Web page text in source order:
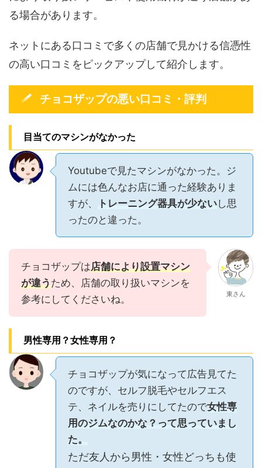
る場合があります。
ネットにある口コミで多くの店舗で見かける信憑性
の高い口コミをピックアップして紹介します。
チョコザップの悪い口コミ・評判
目当てのマシンがなかった
Youtubeで見たマシンがなかった。ジ
ムには色んなお店に通った経験ありま
すが、
トレーニング器具が少ないし思
ったのと違った。
チョコザップは店舗により設置マシン
が違うため、店舗の取り扱いマシンを
参考にしてくださいね。
東さん
男性専用？女性専用？
チョコザップが気になって広告見てた
のですが、セルフ脱毛やセルフエス
テ、ネイルを売りにしてたので女性専
用のジムなのかな？って思っていまし
た。
ただ友人から男性・女性どっちも使